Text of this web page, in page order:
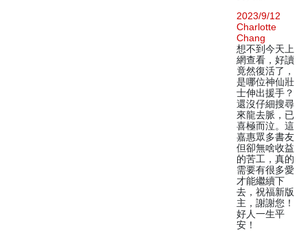
2023/9/12
Charlotte
Chang
想不到今天上
網查看，好讀
竟然復活了，
是哪位神仙壯
士伸出援手？
還沒仔細搜尋
來龍去脈，已
喜極而泣。這
嘉惠眾多書友
但卻無啥收益
的苦工，真的
需要有很多愛
才能繼續下
去，祝福新版
主，謝謝您！
好人一生平
安！